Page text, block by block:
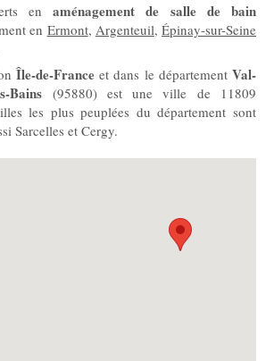
en aménagement de salle de bain
en Ermont, Argenteuil,Épinay-sur-Seine
Île-de-Franceet dans le départementVal-
Bains (95880) est une ville de 11809
les plus peuplées du département sont
Sarcelles et Cergy.